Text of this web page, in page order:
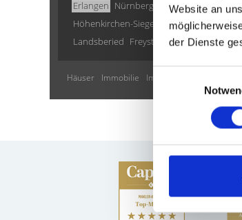
Website an
der Dienste
Erlangen Nürnberg Fürth Gauting
Höhenkirchen-Siegertsbrunn
Landsberied Freystadt Gräfelfing
Häuser Immobilie Immo